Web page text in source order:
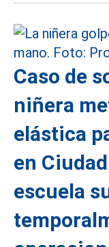
Caso de
niñera
elástica
en
escuela